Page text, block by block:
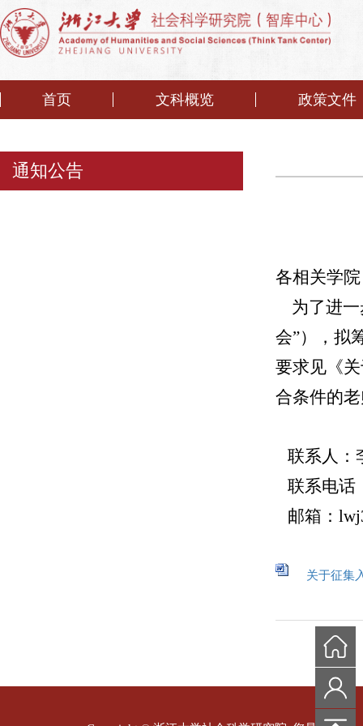
首页 文科概览 政策文件
通知公告
各相关学
为了进
会”），拟
要求见《
合条件的
联系人：
联系电话
邮箱：
关于征集